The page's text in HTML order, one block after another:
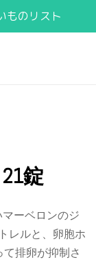
ものリスト
錠
マーベロンのジ
レルと、卵胞ホ
排卵が抑制さ